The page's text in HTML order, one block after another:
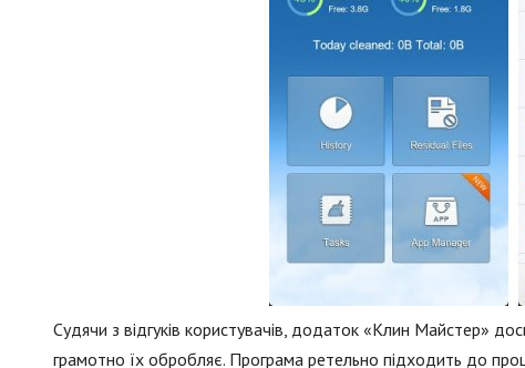
Судячи з відгуків користувачів, додаток «Клин Майстер»
грамотно їх обробляє. Програма ретельно підходить до